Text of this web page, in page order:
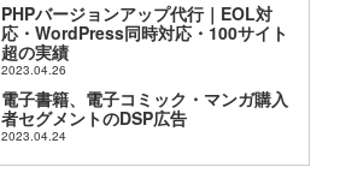
PHPバージョンアップ代行｜EOL対
応・WordPress同時対応・100サイト
超の実績
2023.04.26
電子書籍、電子コミック・マンガ購入
者セグメントのDSP広告
2023.04.24